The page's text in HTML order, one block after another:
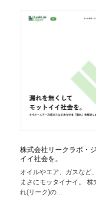
株式会社リークラボ・
イイ社会を。
オイルやエア、ガスなど
まさにモッタイナイ。
れ(リーク)の...